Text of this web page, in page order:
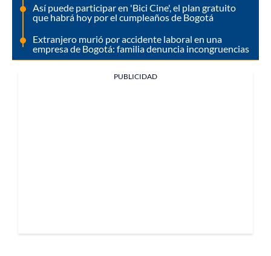
Así puede participar en 'Bici Cine', el plan gratuito
que habrá hoy por el cumpleaños de Bogotá
Extranjero murió por accidente laboral en una
empresa de Bogotá: familia denuncia incongruencias
PUBLICIDAD